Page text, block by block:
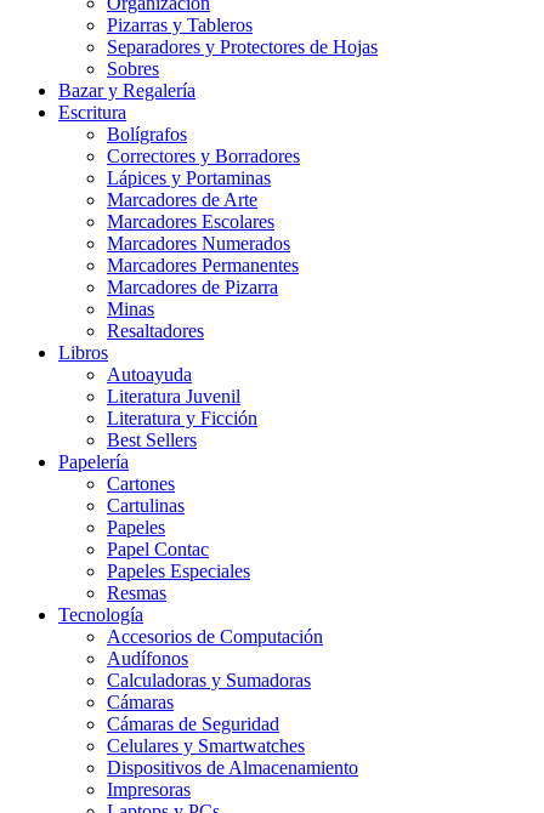
Pizarras y Tableros
Separadores y Protectores de Hojas
Sobres
Bazar y Regalería
Escritura
Bolígrafos
Correctores y Borradores
Lápices y Portaminas
Marcadores de Arte
Marcadores Escolares
Marcadores Numerados
Marcadores Permanentes
Marcadores de Pizarra
Minas
Resaltadores
Libros
Autoayuda
Literatura Juvenil
Literatura y Ficción
Best Sellers
Papelería
Cartones
Cartulinas
Papeles
Papel Contac
Papeles Especiales
Resmas
Tecnología
Accesorios de Computación
Audífonos
Calculadoras y Sumadoras
Cámaras
Cámaras de Seguridad
Celulares y Smartwatches
Dispositivos de Almacenamiento
Impresoras